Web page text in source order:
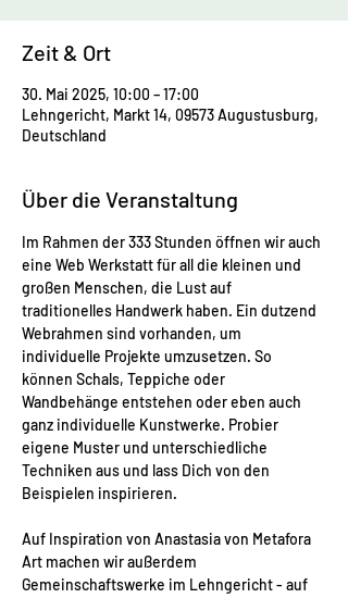
Zeit & Ort
30. Mai 2025, 10:00 – 17:00
Lehngericht, Markt 14, 09573 Augustusburg,
Deutschland
Über die Veranstaltung
Im Rahmen der 333 Stunden öffnen wir auch
eine Web Werkstatt für all die kleinen und
großen Menschen, die Lust auf
traditionelles Handwerk haben. Ein dutzend
Webrahmen sind vorhanden, um
individuelle Projekte umzusetzen. So
können Schals, Teppiche oder
Wandbehänge entstehen oder eben auch
ganz individuelle Kunstwerke. Probier
eigene Muster und unterschiedliche
Techniken aus und lass Dich von den
Beispielen inspirieren.
Auf Inspiration von Anastasia von Metafora
Art machen wir außerdem
Gemeinschaftswerke im Lehngericht - auf